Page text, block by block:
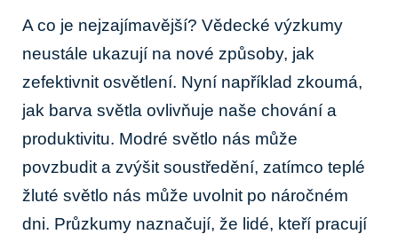
A co je nejzajímavější? Vědecké výzkumy
neustále ukazují na nové způsoby, jak
zefektivnit osvětlení. Nyní například zkoumá,
jak barva světla ovlivňuje naše chování a
produktivitu. Modré světlo nás může
povzbudit a zvýšit soustředění, zatímco teplé
žluté světlo nás může uvolnit po náročném
dni. Průzkumy naznačují, že lidé, kteří pracují